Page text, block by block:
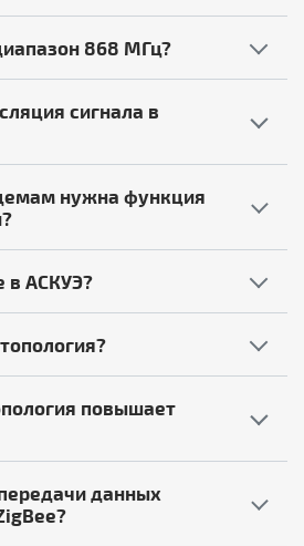
868 МГц?
сигнала в
нужна функция
в АСКУЭ?
повышает
данных